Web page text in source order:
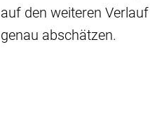
auf den weiteren
genau abschätzen.